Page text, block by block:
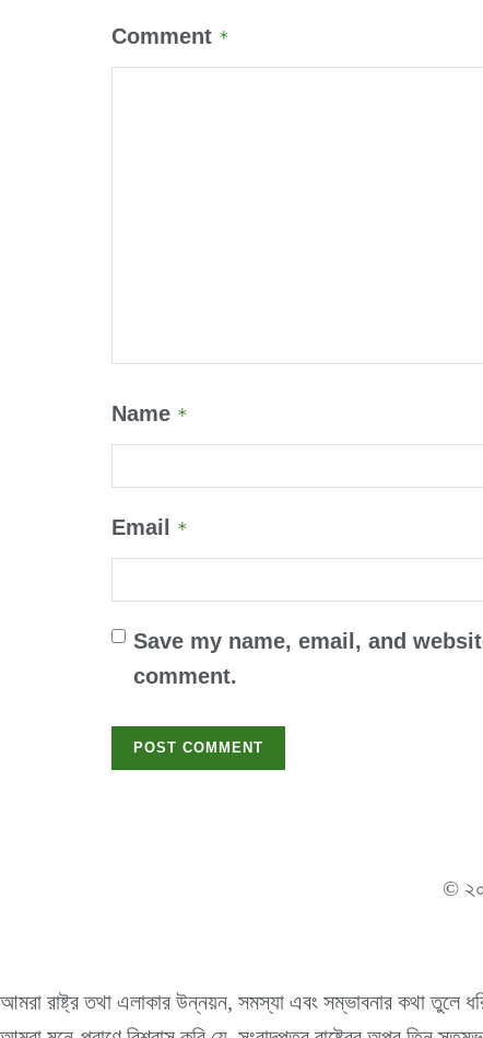
Comment *
Name *
Email *
Save my name, email, and
comment.
©
আমরা রাষ্ট্র তথা এলাকার উন্নয়ন, সমস্যা এবং সম্ভাবনার কথা তুলে